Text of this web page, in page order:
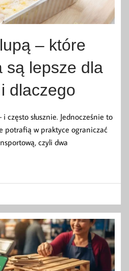
– które
są lepsze dla
dlaczego
często słusznie. Jednocześnie to
potrafią w praktyce ograniczać
czyli dwa